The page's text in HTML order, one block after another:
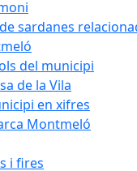
sardanes
del municipi
de la Vila
en xifres
Montmeló
i fires